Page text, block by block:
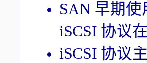
SAN 早期
iSCSI 协议
iSCSI 协议